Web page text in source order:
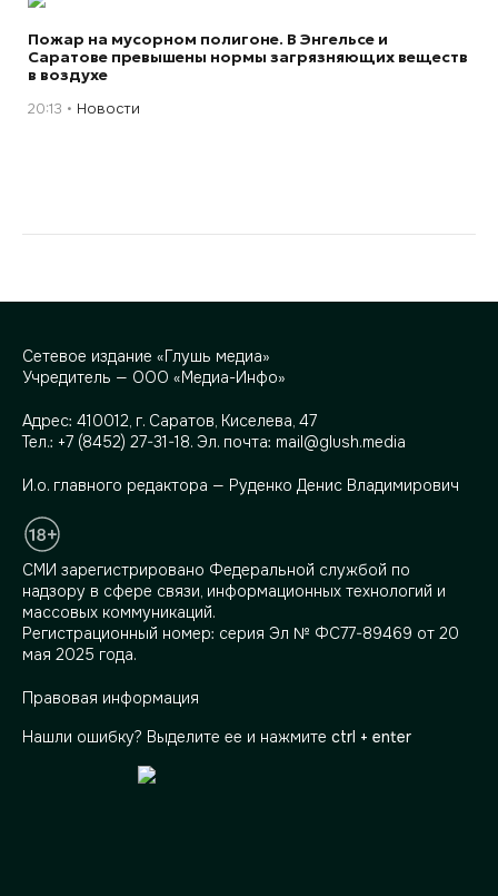
Пожар на мусорном полигоне. В Энгельсе и
Саратове превышены нормы загрязняющих веществ
в воздухе
20:13 Новости
Сетевое издание «Глушь медиа»
Учредитель — ООО «Медиа-Инфо»
Адрес: 410012, г. Саратов, Киселева, 47
Тел.: +7 (8452) 27-31-18. Эл. почта: mail@glush.media
И.о. главного редактора — Руденко Денис Владимирович
СМИ зарегистрировано Федеральной службой по
надзору в сфере связи, информационных технологий и
массовых коммуникаций.
Регистрационный номер: серия Эл № ФС77-89469 от 20
мая 2025 года.
Правовая информация
Нашли ошибку? Выделите ее и нажмите ctrl + enter